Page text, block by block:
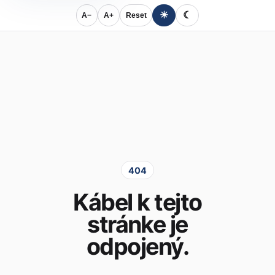
A− A+ Reset ☀ ☾
404
Kábel k tejto
stránke je
odpojený.